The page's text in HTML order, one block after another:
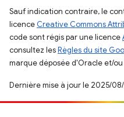
Sauf indication contraire, le
licence Creative Commons
code sont régis par une licence
consultez lesRègles du site
marque déposée d'Oracle et/
Dernière mise à jour le 2025/08/